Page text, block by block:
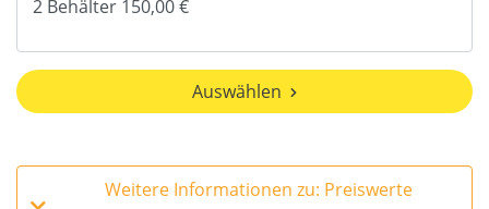
Auswählen
Weitere Informationen zu: Preiswerte